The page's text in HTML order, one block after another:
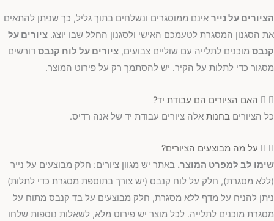
הציורים על נייר אינם ממוסגרים ונשלחים בתוך גליל, כך שניתן להתאים
את הסגנון המסגרת לטעמכם האישי ולסגנון החלל שבו יוצג. ציורים על
קנבס מוכנים לתלייה עם שוליים צבועים, ציורים על לוח קנבס דורשים
מסגור כדי לתלות על הקיר. יש להסתמך רק על פירוט המוצר.
האם הציורים הם עבודת יד?
כל הציורים בחנות אלה ציורים עבודת יד של אנה רדיס.
על מה מבוצעים הציורים?
שימו לב למפרט המוצר. באתר יש מגוון ציורים: חלק מבוצעים על נייר
(ללא מסגרת), חלק על לוח קנבס (יש צורך בתוספת מסגרת כדי לתלות)
ניתן להניח על מדף ללא מסגרת, חלק מבוצעים על בד קנבס מתוח על
מסגרת מוכנים לתלייה. לכל מוצר יש פירוט מלא, לשאלות נוספות שלחו